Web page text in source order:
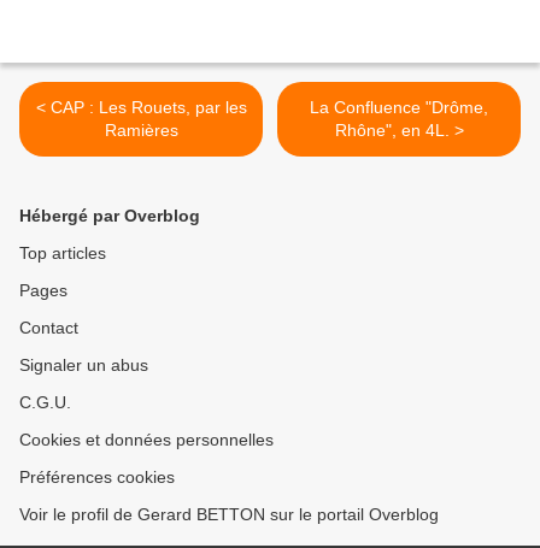
< CAP : Les Rouets, par les
Ramières
La Confluence "Drôme,
Rhône", en 4L. >
Hébergé par Overblog
Top articles
Pages
Contact
Signaler un abus
C.G.U.
Cookies et données personnelles
Préférences cookies
Voir le profil de Gerard BETTON sur le portail Overblog